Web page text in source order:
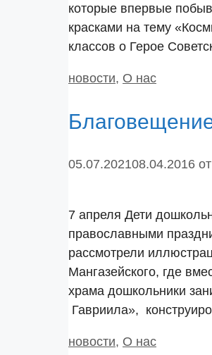
которые впервые
красками на тему
классов о Герое
Рубрики
новости, О нас
05.07.202108.04.2016 от
7 апреля Дети
православными
рассмотрели
Мангазейского, где
храма дошкольники
Гавриила»,
Рубрики
новости, О нас